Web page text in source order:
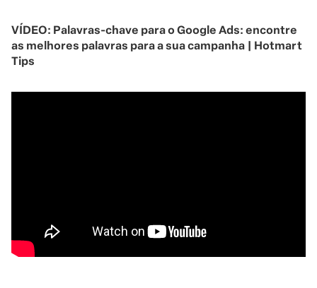
VÍDEO: Palavras-chave para o Google Ads: encontre
as melhores palavras para a sua campanha | Hotmart
Tips